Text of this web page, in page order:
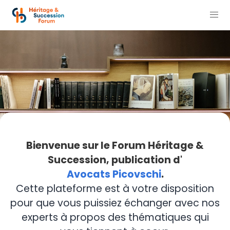
Bienvenue sur le Forum Héritage &
Succession, publication d'
Avocats Picovschi.
Cette plateforme est à votre disposition
pour que vous puissiez échanger avec nos
experts à propos des thématiques qui